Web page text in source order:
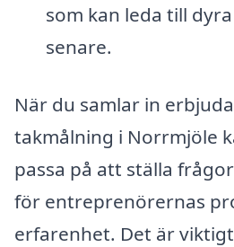
som kan leda till
senare.
När du samlar in
takmålning i Norrmjöle
passa på att ställa
för entreprenörernas
erfarenhet. Det är